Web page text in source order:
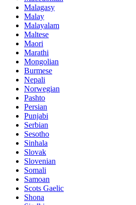
Malagasy
Malay
Malayalam
Maltese
Maori
Marathi
Mongolian
Burmese
Nepali
Norwegian
Pashto
Persian
Punjabi
Serbian
Sesotho
Sinhala
Slovak
Slovenian
Somali
Samoan
Scots Gaelic
Shona